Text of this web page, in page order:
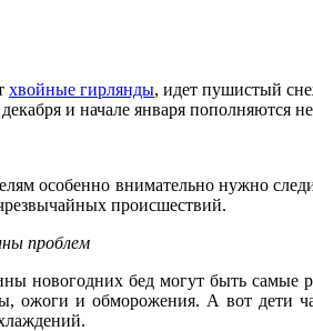
хвойные гирлянды, идет пушистый
и начале января
особенно внимательно нужно
происшествий.
проблем
новогодних бед могут быть самые
ожоги и обморожения. А вот дети